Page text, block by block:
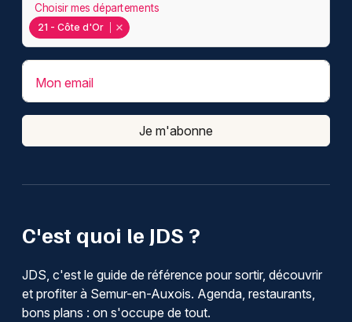
C'est quoi le JDS ?
JDS, c'est le guide de référence pour sortir, découvrir
et profiter à Semur-en-Auxois. Agenda, restaurants,
bons plans : on s'occupe de tout.
21 - Côte d'Or
Choisir mes départements
Mon email
Je m'abonne